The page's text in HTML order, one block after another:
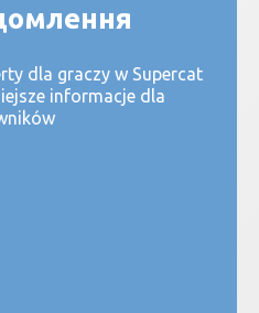
dla graczy w Supercat
informacje dla